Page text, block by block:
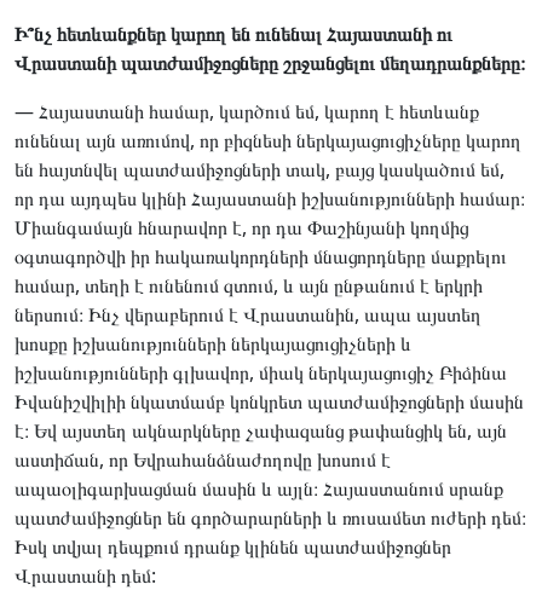
Ի՞նչ հետևանքներ կարող են ունենալ Հայաստանի ու
Վրաստանի պատժամիջոցները շրջանցելու մեղադրանքները։
— Հայաստանի համար, կարծում եմ, կարող է հետևանք
ունենալ այն առումով, որ բիզնեսի ներկայացուցիչները կարող
են հայտնվել պատժամիջոցների տակ, բայց կասկածում եմ,
որ դա այդպես կլինի Հայաստանի իշխանությունների համար։
Միանգամայն հնարավոր է, որ դա Փաշինյանի կողմից
օգտագործվի իր հակառակորդների մնացորդները մաքրելու
համար, տեղի է ունենում զտում, և այն ընթանում է երկրի
ներսում։ Ինչ վերաբերում է Վրաստանին, ապա այստեղ
խոսքը իշխանությունների ներկայացուցիչների և
իշխանությունների գլխավոր, միակ ներկայացուցիչ Բիձինա
Իվանիշվիլիի նկատմամբ կոնկրետ պատժամիջոցների մասին
է։ Եվ այստեղ ակնարկները չափազանց թափանցիկ են, այն
աստիճան, որ Եվրահանձնաժողովը խոսում է
ապաօլիգարխացման մասին և այլն։ Հայաստանում սրանք
պատժամիջոցներ են գործարարների և ռուսամետ ուժերի դեմ։
Իսկ տվյալ դեպքում դրանք կլինեն պատժամիջոցներ
Վրաստանի դեմ: